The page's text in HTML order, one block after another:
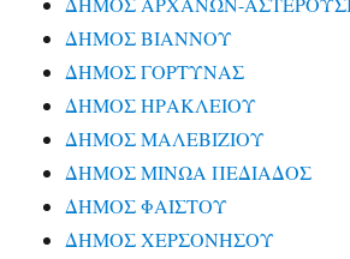
ΔΗΜΟΣ ΒΙΑΝΝΟΥ
ΔΗΜΟΣ ΓΟΡΤΥΝΑΣ
ΔΗΜΟΣ ΗΡΑΚΛΕΙΟΥ
ΔΗΜΟΣ ΜΑΛΕΒΙΖΙΟΥ
ΔΗΜΟΣ ΜΙΝΩΑ ΠΕΔΙΑΔΟΣ
ΔΗΜΟΣ ΦΑΙΣΤΟΥ
ΔΗΜΟΣ ΧΕΡΣΟΝΗΣΟΥ